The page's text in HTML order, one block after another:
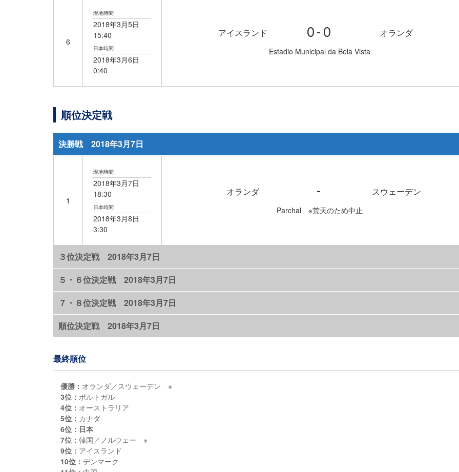
6
現地時間
2018年3月5日
15:40
日本時間
2018年3月6日
0:40
アイスランド 0-0 オランダ
Estadio Municipal da Bela Vista
順位決定戦
決勝戦 2018年3月7日
1
現地時間
2018年3月7日
18:30
日本時間
2018年3月8日
3:30
オランダ - スウェーデン
Parchal ※荒天のため中止
３位決定戦 2018年3月7日
５・６位決定戦 2018年3月7日
７・８位決定戦 2018年3月7日
順位決定戦 2018年3月7日
最終順位
優勝： オランダ／スウェーデン ※
3位： ポルトガル
4位： オーストラリア
5位： カナダ
6位：日本
7位： 韓国／ノルウェー ※
9位： アイスランド
10位： デンマーク